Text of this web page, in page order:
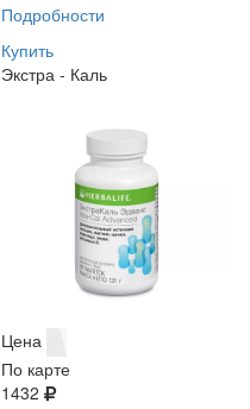
Подробности
Купить
Экстра - Каль
Цена
По карте
1432